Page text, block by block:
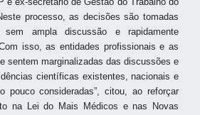
processo, as decisões são tomadas
ampla discussão e rapidamente
isso, as entidades profissionais e as
sentem marginalizadas das discussões e
científicas existentes, nacionais e
pouco consideradas”, citou, ao reforçar
na Lei do Mais Médicos e nas Novas